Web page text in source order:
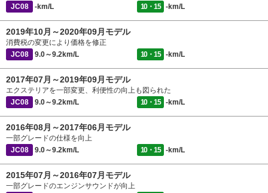
JC08
-km/L 10・15 -km/L
2019年10月～2020年09月モデル
消費税の変更により価格を修正
JC08
9.0～9.2km/L 10・15 -km/L
2017年07月～2019年09月モデル
エクステリアを一部変更、利便性の向上も図られた
JC08
9.0～9.2km/L 10・15 -km/L
2016年08月～2017年06月モデル
一部グレードの仕様を向上
JC08
9.0～9.2km/L 10・15 -km/L
2015年07月～2016年07月モデル
一部グレードのエンジンサウンドが向上